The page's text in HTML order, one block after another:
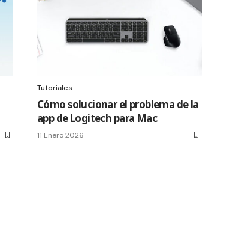
Tutoriales
Cómo solucionar el problema de la
app de Logitech para Mac
11 Enero 2026